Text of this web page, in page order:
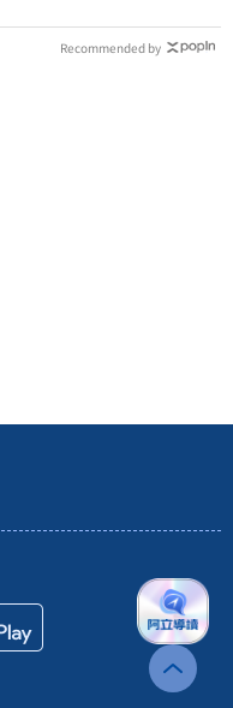
Recommended by